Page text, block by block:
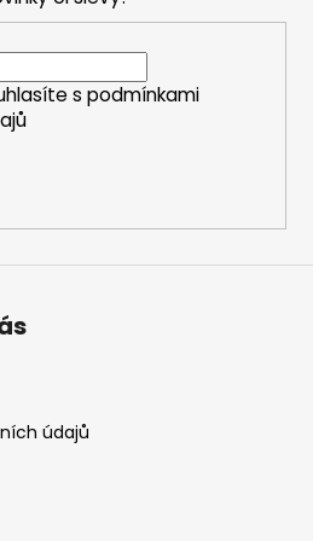
s podmínkami
údajů